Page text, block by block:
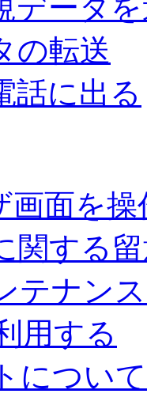
データ
の転送
話に出る
画面を
関する
テナン
用する
について